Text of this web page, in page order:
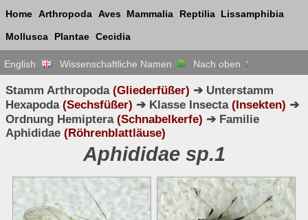
Home Arthropoda Aves Mammalia Reptilia Lissamphibia
Mollusca Plantae Cecidia
English Wissenschaftliche Namen Nach oben
Stamm Arthropoda (Gliederfüßer) ➔ Unterstamm
Hexapoda(Sechsfüßer) ➔ Klasse Insecta(Insekten) ➔
Ordnung Hemiptera(Schnabelkerfe) ➔ Familie
Aphididae (Röhrenblattläuse)
Aphididae sp.1